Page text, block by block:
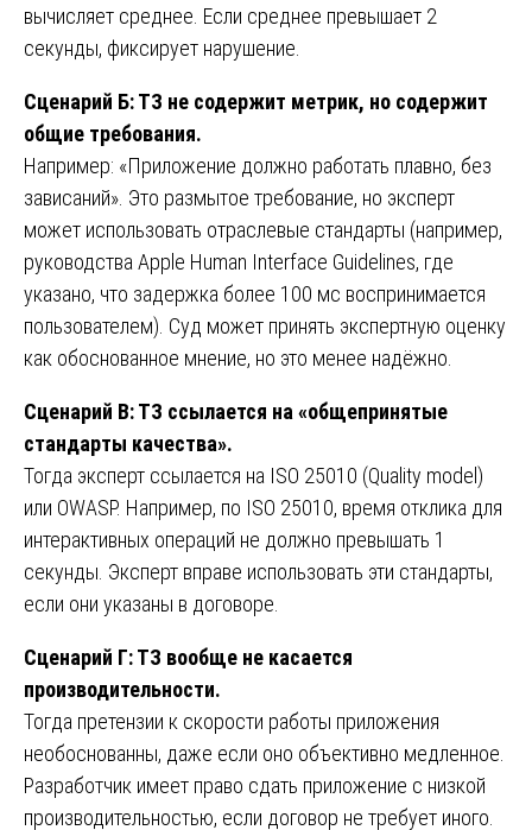
вычисляет среднее. Если среднее превышает 2
секунды, фиксирует нарушение.
Сценарий Б: ТЗ не содержит метрик, но содержит
общие требования.
Например: «Приложение должно работать плавно, без
зависаний». Это размытое требование, но эксперт
может использовать отраслевые стандарты (например,
руководства Apple Human Interface Guidelines, где
указано, что задержка более 100 мс воспринимается
пользователем). Суд может принять экспертную оценку
как обоснованное мнение, но это менее надёжно.
Сценарий В: ТЗ ссылается на «общепринятые
стандарты качества».
Тогда эксперт ссылается на ISO 25010 (Quality model)
или OWASP. Например, по ISO 25010, время отклика для
интерактивных операций не должно превышать 1
секунды. Эксперт вправе использовать эти стандарты,
если они указаны в договоре.
Сценарий Г: ТЗ вообще не касается
производительности.
Тогда претензии к скорости работы приложения
необоснованны, даже если оно объективно медленное.
Разработчик имеет право сдать приложение с низкой
производительностью, если договор не требует иного.